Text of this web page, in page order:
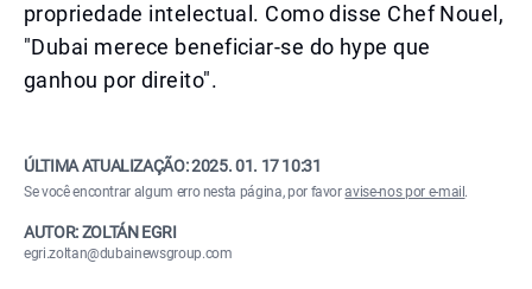
propriedade intelectual. Como disse Chef Nouel,
"Dubai merece beneficiar-se do hype que
ganhou por direito".
ÚLTIMA ATUALIZAÇÃO:2025. 01. 17 10:31
Se você encontrar algum erro nesta página, por favoravise-nos por e-mail .
AUTOR: ZOLTÁN EGRI
egri.zoltan@dubainewsgroup.com